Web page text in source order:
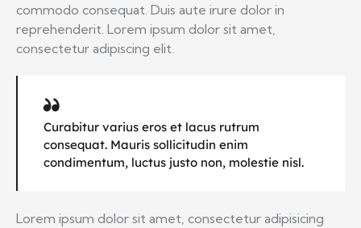
commodo consequat. Duis aute irure dolor in
reprehenderit. Lorem ipsum dolor sit amet,
consectetur adipiscing elit.
Curabitur varius eros et lacus rutrum
consequat. Mauris sollicitudin enim
condimentum, luctus justo non, molestie nisl.
Lorem ipsum dolor sit amet, consectetur adipisicing